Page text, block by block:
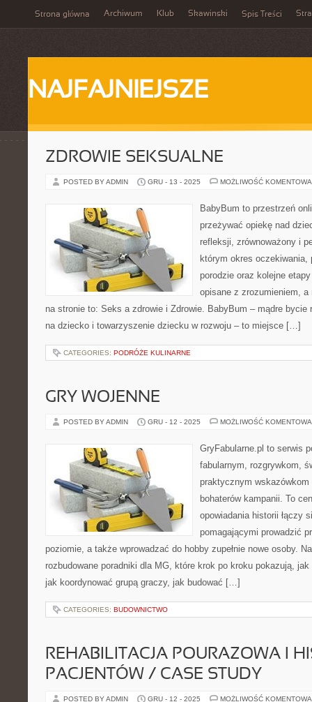
Strona główna Archiwum Klub Skawinski Spis Treści
NAJFAJNIEJSZE
ZDROWIE SEKSUALNE
POSTED BY ADMIN GRU - 13 - 2025 MOŻLIWOŚĆ
BabyBum to przestrzeń
przeżywać opiekę nad
refleksji, zrównoważony i
którym okres oczekiwania,
porodzie oraz kolejne
opisane z zrozumieniem,
na stronie to: Seks a zdrowie i Zdrowie. BabyBum – mądre
na dziecko i towarzyszenie dziecku w rozwoju – to miejsce […]
CATEGORIES: PODRÓŻE KULINARNE
GRY WOJENNE
POSTED BY ADMIN GRU - 12 - 2025 MOŻLIWOŚĆ
GryFabularne.pl to serwis
fabularnym, rozgrywkom,
praktycznym
bohaterów kampanii. To
opowiadania historii łączy
pomagającymi prowadzić
poziomie, a także wprowadzać do hobby zupełnie nowe osoby.
rozbudowane poradniki dla MG, które krok po kroku pokazują,
jak koordynować grupą graczy, jak budować […]
CATEGORIES: BUDOWNICTWO
REHABILITACJA POURAZOWA I
PACJENTÓW / CASE STUDY
POSTED BY ADMIN GRU - 12 - 2025 MOŻLIWOŚĆ